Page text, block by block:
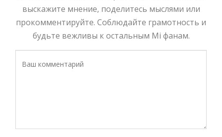
выскажите мнение, поделитесь мыслями или
прокомментируйте. Соблюдайте грамотность и
будьте вежливы к остальным Mi фанам.